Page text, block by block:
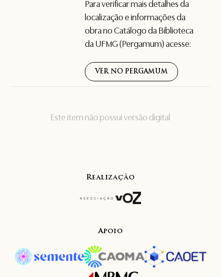
Este item não possui versão digital
Para verificar mais detalhes da
localização e informações da
obra no Catálogo da Biblioteca
da UFMG (Pergamum) acesse:
VER NO PERGAMUM
Realização
Apoio